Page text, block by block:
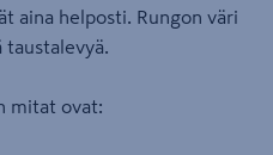
aina helposti. Rungon väri
mitat ovat: